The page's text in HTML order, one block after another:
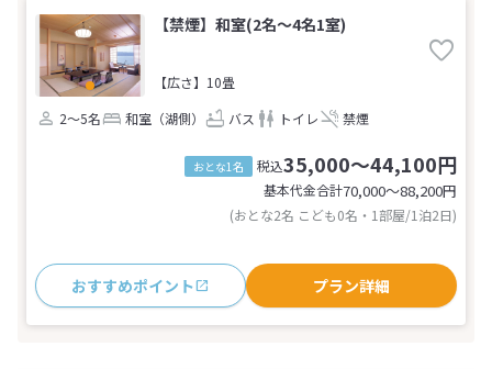
【禁煙】和室(2名～4名1室)
【広さ】10畳
2～5名
和室（湖側） バス トイレ 禁煙
おとな1名 税込35,000～44,100円
基本代金合計70,000〜88,200円
(おとな2名 こども0名・1部屋/1泊2日)
おすすめポイント プラン詳細